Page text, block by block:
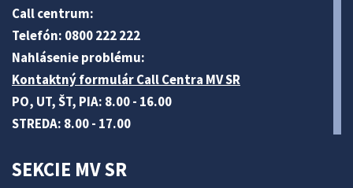
Call centrum:
Telefón: 0800 222 222
Nahlásenie problému:
Kontaktný formulár Call Centra MV SR
PO, UT, ŠT, PIA: 8.00 - 16.00
STREDA: 8.00 - 17.00
SEKCIE MV SR